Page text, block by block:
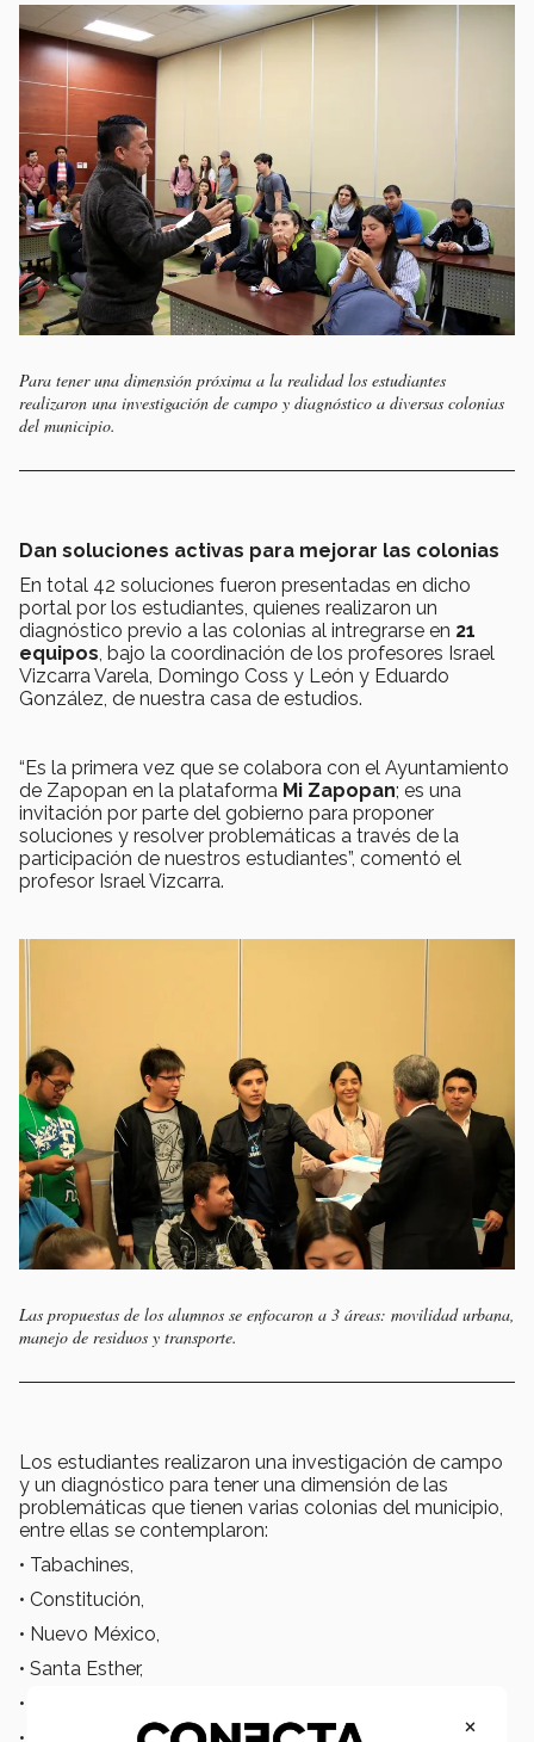
Para tener una dimensión próxima a la realidad los estudiantes
realizaron una investigación de campo y diagnóstico a diversas colonias
del municipio.
Dan soluciones activas para mejorar las colonias
En total 42 soluciones fueron presentadas en dicho
portal por los estudiantes, quienes realizaron un
diagnóstico previo a las colonias al intregrarse en 21
equipos, bajo la coordinación de los profesores Israel
Vizcarra Varela, Domingo Coss y León y Eduardo
González, de nuestra casa de estudios.
“Es la primera vez que se colabora con el Ayuntamiento
de Zapopan en la plataforma Mi Zapopan; es una
invitación por parte del gobierno para proponer
soluciones y resolver problemáticas a través de la
participación de nuestros estudiantes”, comentó el
profesor Israel Vizcarra.
Las propuestas de los alumnos se enfocaron a 3 áreas: movilidad urbana,
manejo de residuos y transporte.
Los estudiantes realizaron una investigación de campo
y un diagnóstico para tener una dimensión de las
problemáticas que tienen varias colonias del municipio,
entre ellas se contemplaron:
• Tabachines,
• Constitución,
• Nuevo México,
• Santa Esther,
• Santa Margarita y
×